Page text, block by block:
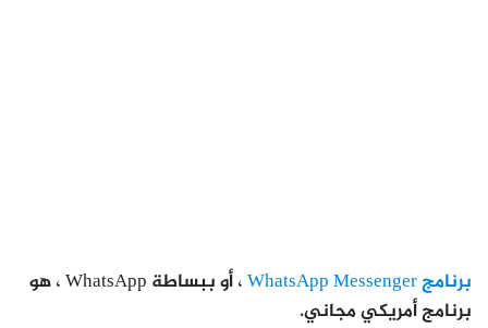
برنامج WhatsApp Messenger
، أو ببساطة WhatsApp ، هو
برنامج أمريكي مجاني.